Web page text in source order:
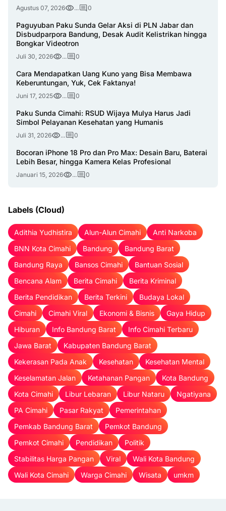
Agustus 07, 2026 ... 0
Paguyuban Paku Sunda Gelar Aksi di PLN Jabar dan
Disbudparpora Bandung, Desak Audit Kelistrikan hingga
Bongkar Videotron
Juli 30, 2026 ... 0
Cara Mendapatkan Uang Kuno yang Bisa Membawa
Keberuntungan, Yuk, Cek Faktanya!
Juni 17, 2025 ... 0
Paku Sunda Cimahi: RSUD Wijaya Mulya Harus Jadi
Simbol Pelayanan Kesehatan yang Humanis
Juli 31, 2026 ... 0
Bocoran iPhone 18 Pro dan Pro Max: Desain Baru, Baterai
Lebih Besar, hingga Kamera Kelas Profesional
Januari 15, 2026 ... 0
Labels (Cloud)
Adithia Yudhistira Alun-Alun Cimahi
Anti Narkoba
BNN Kota Cimahi
Bandung
Bandung Barat
Bandung Raya
Bansos Cimahi
Bantuan Sosial
Bencana Alam
Berita Cimahi
Berita Kriminal
Berita Pendidikan
Berita Terkini
Budaya Lokal
Cimahi
Cimahi Viral Ekonomi & Bisnis
Gaya Hidup
Hiburan
Info Bandung Barat
Info Cimahi Terbaru
Jawa Barat
Kabupaten Bandung Barat
Kekerasan Pada Anak
Kesehatan
Kesehatan Mental
Keselamatan Jalan
Ketahanan Pangan
Kota Bandung
Kota Cimahi
Libur Lebaran Libur Nataru
Ngatiyana
PA Cimahi
Pasar Rakyat
Pemerintahan
Pemkab Bandung Barat
Pemkot Bandung
Pemkot Cimahi
Pendidikan
Politik
Stabilitas Harga Pangan
Viral
Wali Kota Bandung
Wali Kota Cimahi
Warga Cimahi Wisata umkm